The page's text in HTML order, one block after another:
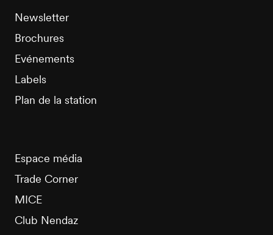
Newsletter
Brochures
Evénements
Labels
Plan de la station
Espace média
Trade Corner
MICE
Club Nendaz